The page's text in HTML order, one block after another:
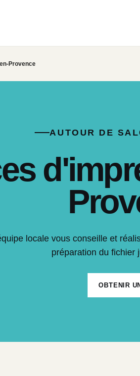
Provence
AUTOUR DE
locale vous conseille et
préparation du fichier
OBTENIR